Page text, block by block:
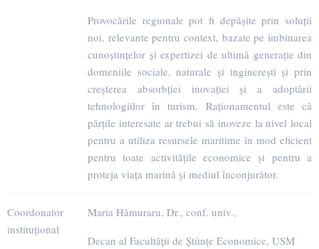
Provocările regionale pot fi depășite prin soluții
noi, relevante pentru context, bazate pe îmbinarea
cunoștințelor și expertizei de ultimă generație din
domeniile sociale, naturale și inginerești și prin
creșterea absorbției inovației și a adoptării
tehnologiilor în turism. Raționamentul este că
părțile interesate ar trebui să inoveze la nivel local
pentru a utiliza resursele maritime în mod eficient
pentru toate activitățile economice și pentru a
proteja viața marină și mediul înconjurător.
Coordonator
instituțional
Maria Hămuraru, Dr., conf. univ.,
Decan al Facultății de Științe Economice, USM